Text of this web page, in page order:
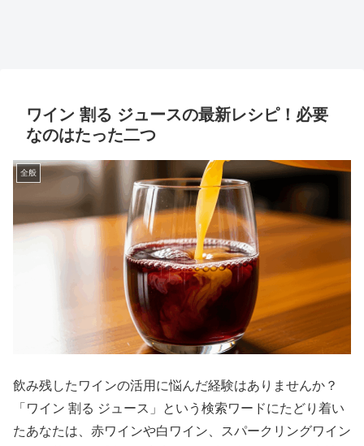
ワイン 割る ジュースの最新レシピ！必要
なのはたった二つ
全般
飲み残したワインの活用に悩んだ経験はありませんか？
「ワイン 割る ジュース」という検索ワードにたどり着い
たあなたは、赤ワインや白ワイン、スパークリングワイン